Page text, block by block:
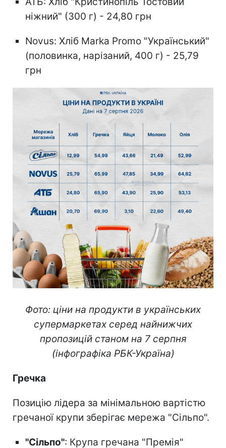
ніжний" (300 г) - 24,80 грн
Novus: Хліб Marka Promo "Український"
(половинка, нарізаний, 400 г) - 25,79
грн
Фото: ціни на продукти в українських
супермаркетах серед найнижчих
пропозицій станом на 7 серпня
(інфографіка РБК-Україна)
Гречка
Позицію лідера за мінімальною вартістю
гречаної крупи зберігає мережа "Сільпо".
"Сільпо": Крупа гречана "Премія"